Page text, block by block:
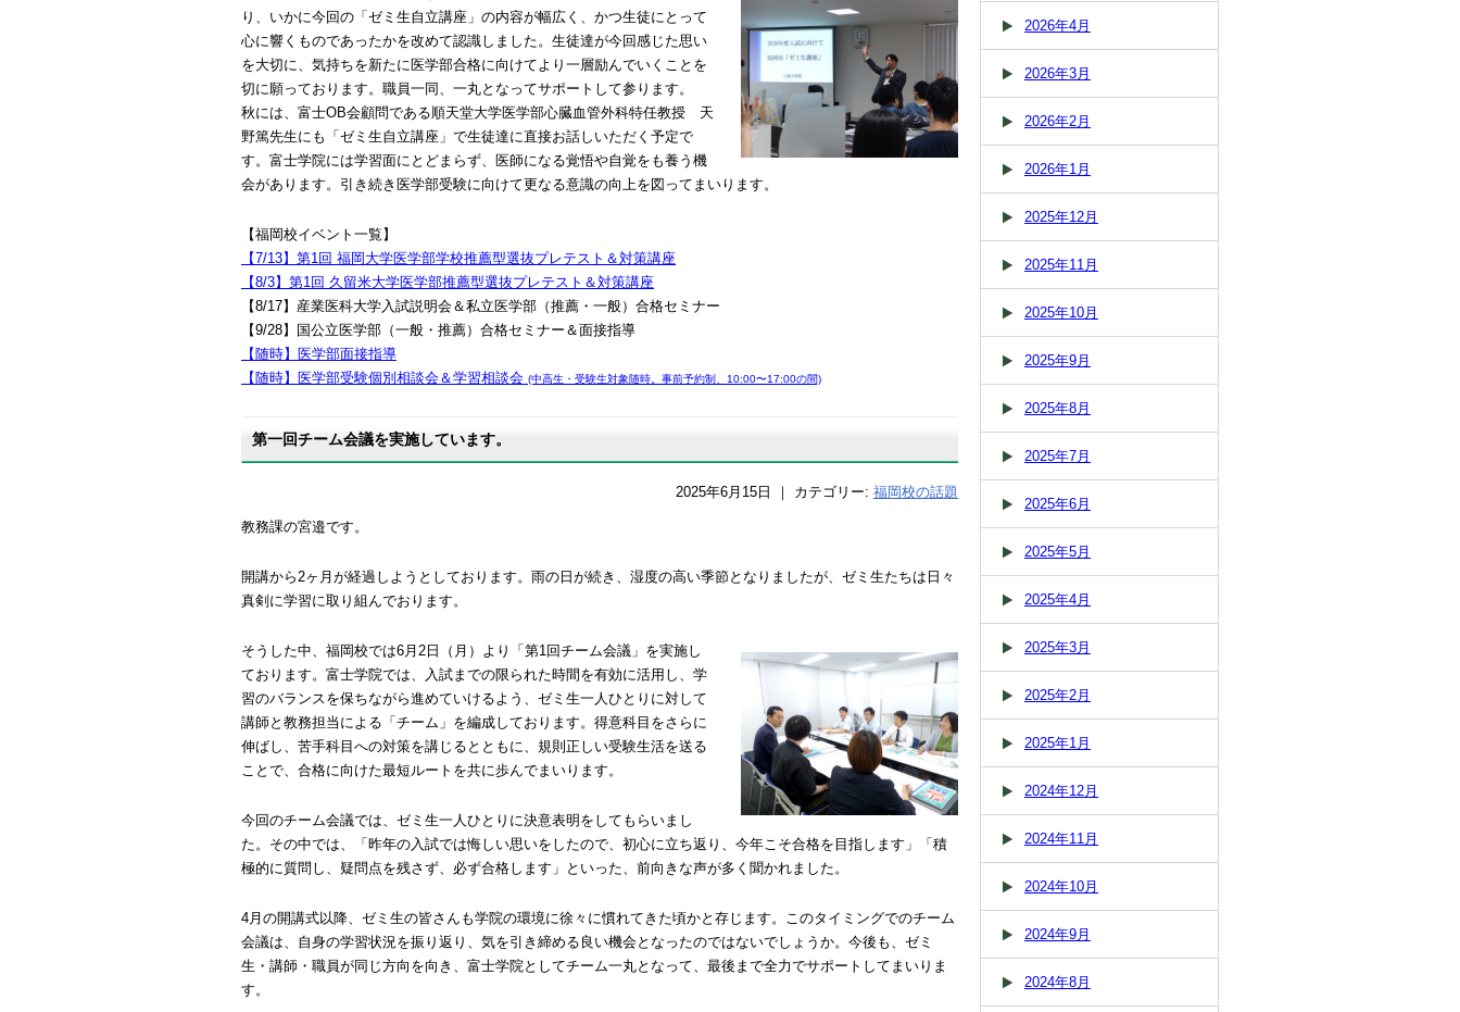
り、いかに今回の「ゼミ生自立講座」の内容が幅広く、かつ生徒にとって
心に響くものであったかを改めて認識しました。生徒達が今回感じた思い
を大切に、気持ちを新たに医学部合格に向けてより一層励んでいくことを
切に願っております。職員一同、一丸となってサポートして参ります。
秋には、富士OB会顧問である順天堂大学医学部心臓血管外科特任教授 天
野篤先生にも「ゼミ生自立講座」で生徒達に直接お話しいただく予定で
す。富士学院には学習面にとどまらず、医師になる覚悟や自覚をも養う機
会があります。引き続き医学部受験に向けて更なる意識の向上を図ってまいります。
【福岡校イベント一覧】
【7/13】第1回 福岡大学医学部学校推薦型選抜プレテスト＆対策講座
【8/3】第1回 久留米大学医学部推薦型選抜プレテスト＆対策講座
【8/17】産業医科大学入試説明会＆私立医学部（推薦・一般）合格セミナー
【9/28】国公立医学部（一般・推薦）合格セミナー＆面接指導
【随時】医学部面接指導
【随時】医学部受験個別相談会＆学習相談会 (中高生・受験生対象随時。事前予約制、10:00〜17:00の間)
第一回チーム会議を実施しています。
2025年6月15日 ｜ カテゴリー: 福岡校の話題
教務課の宮邉です。
開講から2ヶ月が経過しようとしております。雨の日が続き、湿度の高い季節となりましたが、ゼミ生たちは日々
真剣に学習に取り組んでおります。
そうした中、福岡校では6月2日（月）より「第1回チーム会議」を実施し
ております。富士学院では、入試までの限られた時間を有効に活用し、学
習のバランスを保ちながら進めていけるよう、ゼミ生一人ひとりに対して
講師と教務担当による「チーム」を編成しております。得意科目をさらに
伸ばし、苦手科目への対策を講じるとともに、規則正しい受験生活を送る
ことで、合格に向けた最短ルートを共に歩んでまいります。
今回のチーム会議では、ゼミ生一人ひとりに決意表明をしてもらいまし
た。その中では、「昨年の入試では悔しい思いをしたので、初心に立ち返り、今年こそ合格を目指します」「積
極的に質問し、疑問点を残さず、必ず合格します」といった、前向きな声が多く聞かれました。
4月の開講式以降、ゼミ生の皆さんも学院の環境に徐々に慣れてきた頃かと存じます。このタイミングでのチーム
会議は、自身の学習状況を振り返り、気を引き締める良い機会となったのではないでしょうか。今後も、ゼミ
生・講師・職員が同じ方向を向き、富士学院としてチーム一丸となって、最後まで全力でサポートしてまいりま
す。
2026年4月
2026年3月
2026年2月
2026年1月
2025年12月
2025年11月
2025年10月
2025年9月
2025年8月
2025年7月
2025年6月
2025年5月
2025年4月
2025年3月
2025年2月
2025年1月
2024年12月
2024年11月
2024年10月
2024年9月
2024年8月